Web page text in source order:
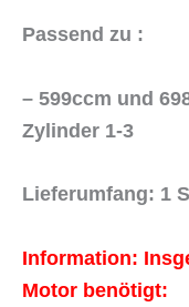
Passend zu :
– 599ccm und
Zylinder 1-3
Lieferumfang: 1
Information:
Motor benötigt: